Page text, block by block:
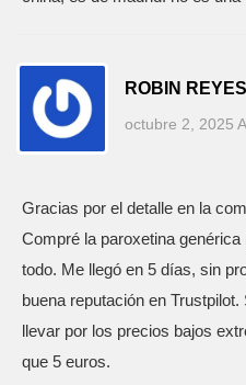
ROBIN REYES
octubre 2, 2025
Gracias por el detalle en la
Compré la paroxetina
todo. Me llegó en 5 días, sin
buena reputación en
llevar por los precios bajos
que 5 euros.